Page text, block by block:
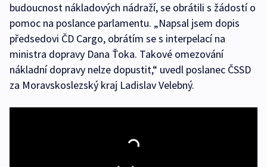
budoucnost nákladových nádraží, se obrátili s žádostí o
pomoc na poslance parlamentu. „Napsal jsem dopis
předsedovi ČD Cargo, obrátím se s interpelací na
ministra dopravy Dana Ťoka. Takové omezování
nákladní dopravy nelze dopustit,“ uvedl poslanec ČSSD
za Moravskoslezský kraj Ladislav Velebný.